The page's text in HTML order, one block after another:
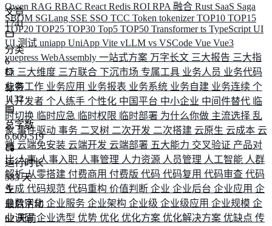
Qwen RAG RBAC React Redis ROI RPA 融合 Rust SaaS Saga
SBOM SGLang SSE SSO TCC Token tokenizerTOP10 TOP15
TOP20 TOP25 TOP30 Top5 TOP50 Transformerts TypeScript UI
UI 测试 uniapp UniApp Vite vLLM vs VSCode Vue Vue3
vuepress WebAssembly 一站式方案 万字长文 三大报告 三大指
标 三大维度 三方联合 下沉市场 专属工具 业务人员 业务代码
业务工作 业务应用 业务报表 业务系统 业务自建 业务连续 个
人开发者 个人练手 个性化 中国平台 中小企业 中间件替代 临
时切换 临时应急 临时权限 临时部署 为什么你做 主流选择 乱
象 事件驱动 事务 二叉树 二次开发 二次搭建 云原生 云成本 云
端 云端免安装 云端开发 云端部署 五大能力 交叉验证 产品对
比人事人事入职 人事管理 人力资源 人员管理 人工智能 人群
解析从零搭建 付费商用 付费版 代码 代码复用 代码审查 代码
生成 代码规范 代码重构 价值判断 企业 企业后台 企业应用 企
业数字化 企业服务 企业架构 企业级 企业级应用 企业规模 企
业调研企业选型 优势 优化 优化方案 优化解决方案 优缺点 传
文章
1741
分类
6
标签
1132
总字数
6,609,519
运行时长
583 天
最后活动
62 天前